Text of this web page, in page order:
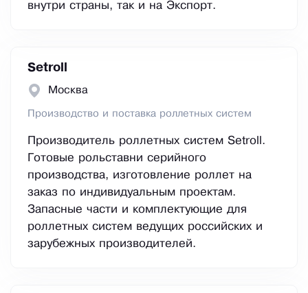
внутри страны, так и на Экспорт.
Setroll
Москва
Производство и поставка роллетных систем
Производитель роллетных систем Setroll.
Готовые рольставни серийного
производства, изготовление роллет на
заказ по индивидуальным проектам.
Запасные части и комплектующие для
роллетных систем ведущих российских и
зарубежных производителей.